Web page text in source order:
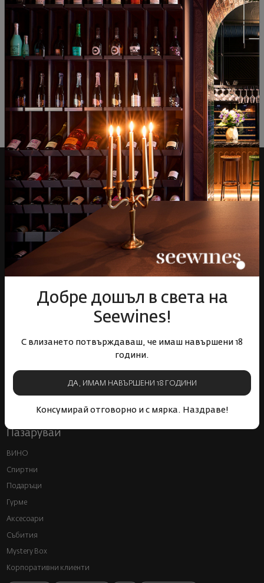
ОТЗИВИ И ОЦЕНКИ
Все още няма ревюта на този продукт
Напишете първото ревю
ОСТАВЕТЕ ВАШЕТО МНЕНИЕ
Добре дошъл в света на
Seewines!
С влизането потвърждаваш, че имаш навършени 18
години.
ДА, ИМАМ НАВЪРШЕНИ 18 ГОДИНИ
Консумирай отговорно и с мярка. Наздраве!
Над 1300 вина от цял
Физически магазини и
Бърза доставка за
цялата страна
Лоялна програма и
отстъпки
Пазарувай
ВИНО
Спиртни
Подаръци
Гурме
Аксесоари
Събития
Mystery Box
Корпоративни клиенти